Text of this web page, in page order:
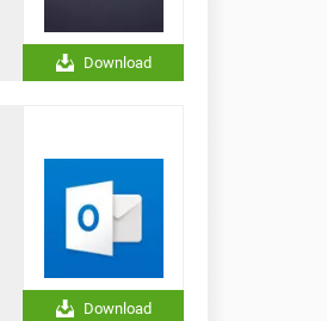
Download
Download